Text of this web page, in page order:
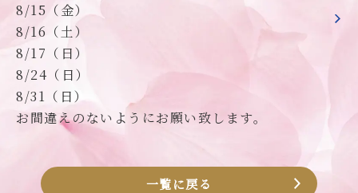
8/15（金）
8/16（土）
8/17（日）
8/24（日）
8/31（日）
お間違えのないようにお願い致します。
一覧に戻る